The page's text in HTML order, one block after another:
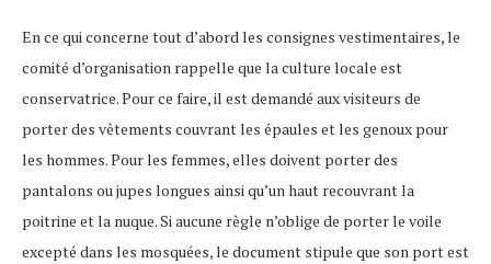
En ce qui concerne tout d’abord les consignes vestimentaires, le
comité d’organisation rappelle que la culture locale est
conservatrice. Pour ce faire, il est demandé aux visiteurs de
porter des vêtements couvrant les épaules et les genoux pour
les hommes. Pour les femmes, elles doivent porter des
pantalons ou jupes longues ainsi qu’un haut recouvrant la
poitrine et la nuque. Si aucune règle n’oblige de porter le voile
excepté dans les mosquées, le document stipule que son port est